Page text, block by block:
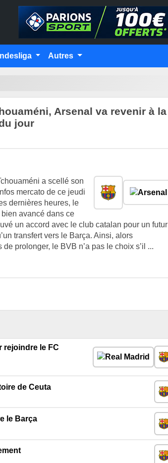
Autres
Arsenal va revenir à la
jour
a scellé son
mercato de ce jeudi
dernières heures, le
avancé dans ce
un accord avec le club catalan pour un futur
transfert vers le Barça. Ainsi, alors
prolonger, le BVB n’a pas le choix s’il ...
rejoindre le FC
de Ceuta
le Barça